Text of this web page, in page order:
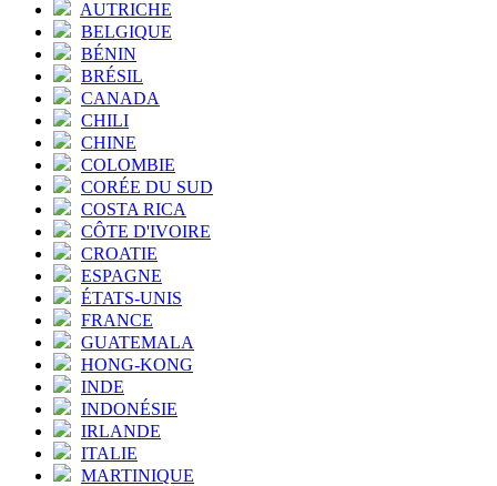
AUTRICHE
BELGIQUE
BÉNIN
BRÉSIL
CANADA
CHILI
CHINE
COLOMBIE
CORÉE DU SUD
COSTA RICA
CÔTE D'IVOIRE
CROATIE
ESPAGNE
ÉTATS-UNIS
FRANCE
GUATEMALA
HONG-KONG
INDE
INDONÉSIE
IRLANDE
ITALIE
MARTINIQUE